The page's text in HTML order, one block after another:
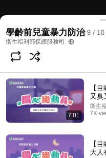
【兒虐風險敏感度與責
@
Subscribe
Comments
Comment...
學齡前兒童暴力防治 9 / 10
衛生福利部保護服務司
7:01
【
又臭
衛生
7K
【
大人